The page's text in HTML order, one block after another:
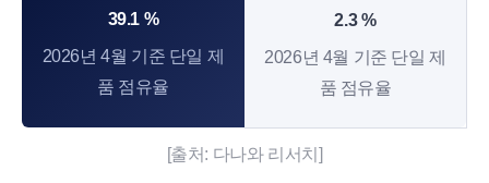
39.1 %
2026년 4월 기준 단일 제
품 점유율
2.3%
2026년 4월 기준 단일 제
품 점유율
[출처: 다나와 리서치]